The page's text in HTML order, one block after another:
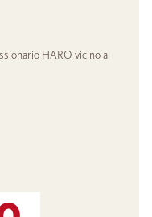
HARO vicino a